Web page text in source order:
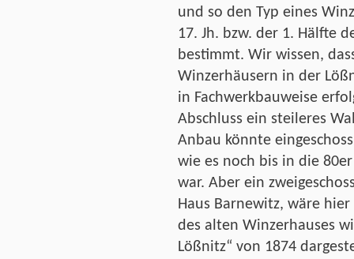
und so den Typ eines
17. Jh. bzw. der 1. Hälfte
bestimmt. Wir wissen,
Winzerhäusern in der
in Fachwerkbauweise
Abschluss ein steileres
Anbau könnte
wie es noch bis in die
war. Aber ein
Haus Barnewitz, wäre
des alten Winzerhauses
Lößnitz“ von 1874